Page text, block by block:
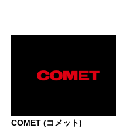
COMET (コメット)